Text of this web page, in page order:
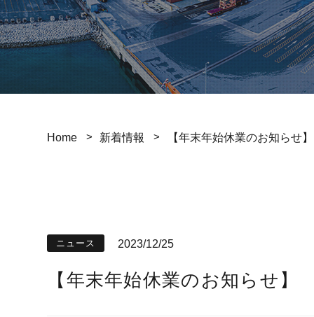
Home 新着情報 【年末年始休業のお知らせ】
ニュース 2023/12/25
【年末年始休業のお知らせ】